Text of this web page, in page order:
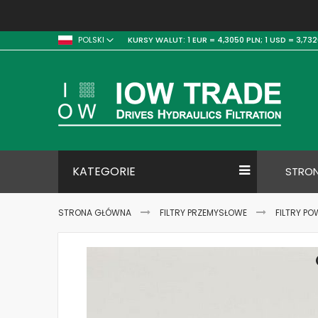
POLSKI KURSY WALUT: 1 EUR = 4,3050 PLN; 1 USD =
KATEGORIE
STRONA GŁÓWNA FILTRY PRZEMYSŁOWE FILTRY